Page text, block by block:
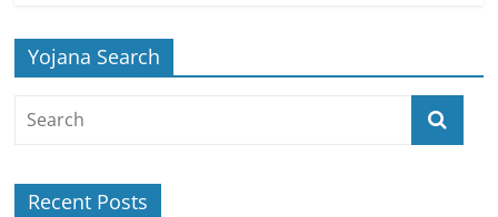
Yojana Search
Recent Posts